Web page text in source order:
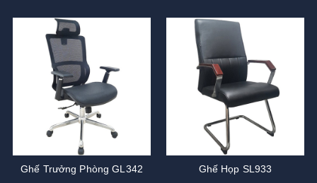
Ghế Trưởng Phòng GL342 Ghế Họp SL933